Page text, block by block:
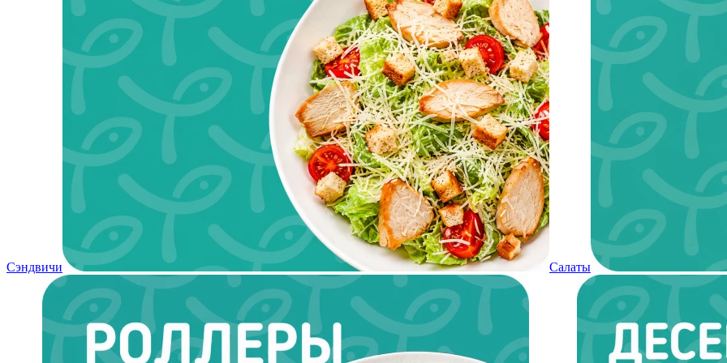
Сэндвичи Салаты